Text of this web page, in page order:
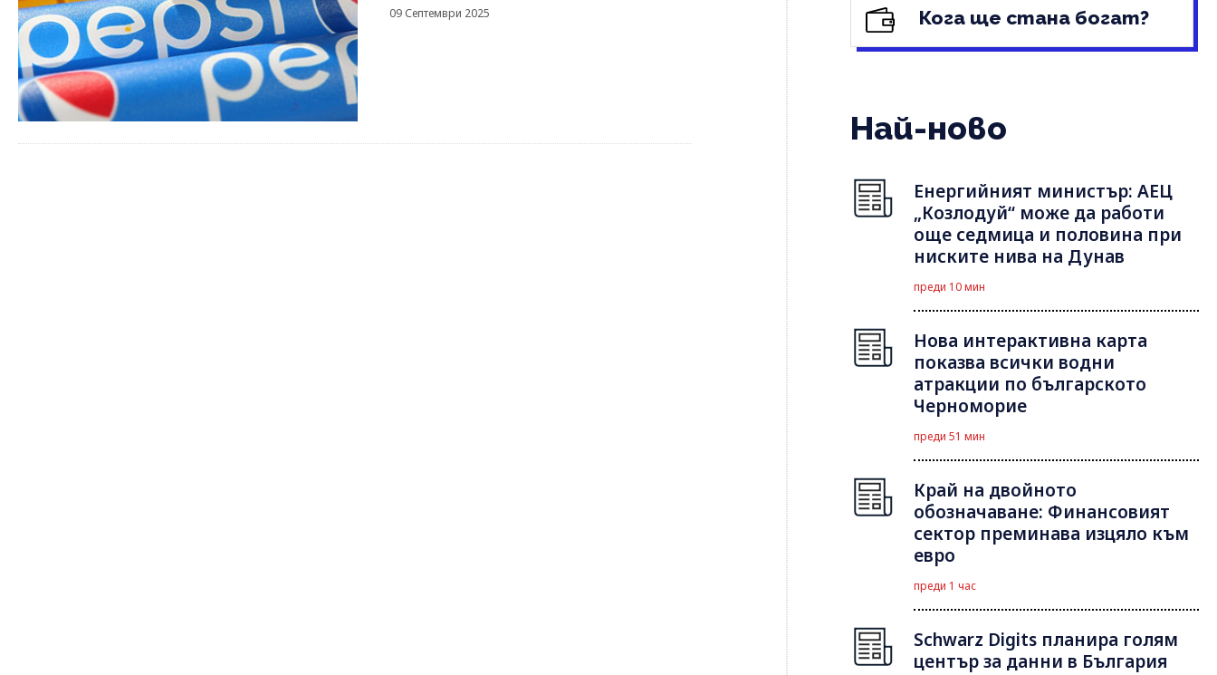
09 Септември 2025 Кога ще стана богат?
Най-ново
Енергийният министър: АЕЦ
„Козлодуй“ може да работи
още седмица и половина при
ниските нива на Дунав
преди 10 мин
Нова интерактивна карта
показва всички водни
атракции по българското
Черноморие
преди 51 мин
Край на двойното
обозначаване: Финансовият
сектор преминава изцяло към
евро
преди 1 час
Schwarz Digits планира голям
център за данни в България